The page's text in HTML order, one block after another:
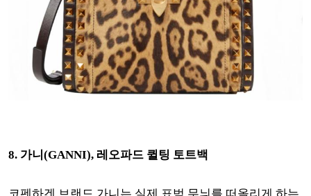
8. 가니(GANNI), 레오파드 퀼팅 토트백